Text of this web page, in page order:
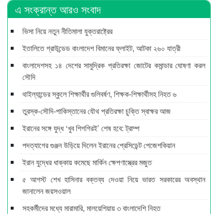
এ সংক্রান্ত আরও সংবাদ
ভিসা নিয়ে নতুন নীতিমালা যুক্তরাষ্ট্রের
ইতালিতে গ্রাউন্ডেড বাংলাদেশ বিমানের ফ্লাইট, আটকা ২৬০ যাত্রী
বাংলাদেশসহ ১৪ দেশের সামুদ্রিক প্রতিরক্ষা জোটের কমান্ডার ঘোষণা করল
সৌদি
থাইল্যান্ডের স্কুলে শিক্ষার্থীর গুলিবর্ষণ, শিক্ষক-শিক্ষার্থীসহ নিহত ৬
তুরস্ক-সৌদি-পাকিস্তানের যৌথ প্রতিরক্ষা চুক্তি স্বাক্ষর আজ
ইরানের সঙ্গে যুদ্ধ ‘খুব শিগগিরই’ শেষ হবে: ট্রাম্প
পদত্যাগের গুঞ্জন উড়িয়ে দিলেন ইরানের প্রেসিডেন্ট পেজেশকিয়ান
ইরান যুদ্ধের ধাক্কায় কমেছে মার্কিন ক্ষেপণাস্ত্রের মজুত
৫ আগস্ট শেখ হাসিনার বক্তব্য দেওয়া নিয়ে ভারত সরকারের অবস্থান
জানালেন জয়সওয়াল
সহকর্মীদের মধ্যে মারামারি, মালয়েশিয়ায় ৩ বাংলাদেশি নিহত